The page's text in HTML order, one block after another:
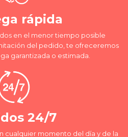
rápida
en el menor tiempo posible
del pedido, te ofreceremos
garantizada o estimada.
24/7
cualquier momento del día y de la